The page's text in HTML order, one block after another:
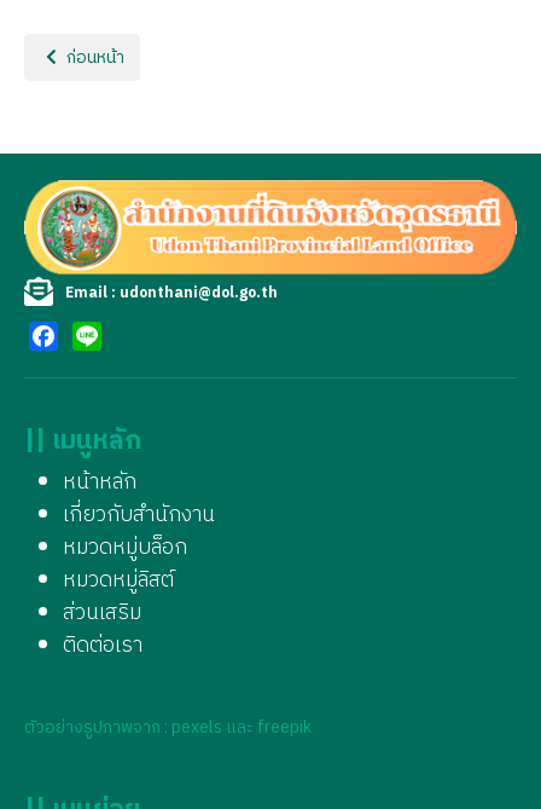
เนื้อหาก่อนหน้า: ประกาศจัดซื้อจัดจ้าง
ก่อนหน้า
Email : udonthani@dol.go.th
|| เมนูหลัก
หน้าหลัก
เกี่ยวกับสำนักงาน
หมวดหมู่บล็อก
หมวดหมู่ลิสต์
ส่วนเสริม
ติดต่อเรา
ตัวอย่างรูปภาพจาก : pexels และ freepik